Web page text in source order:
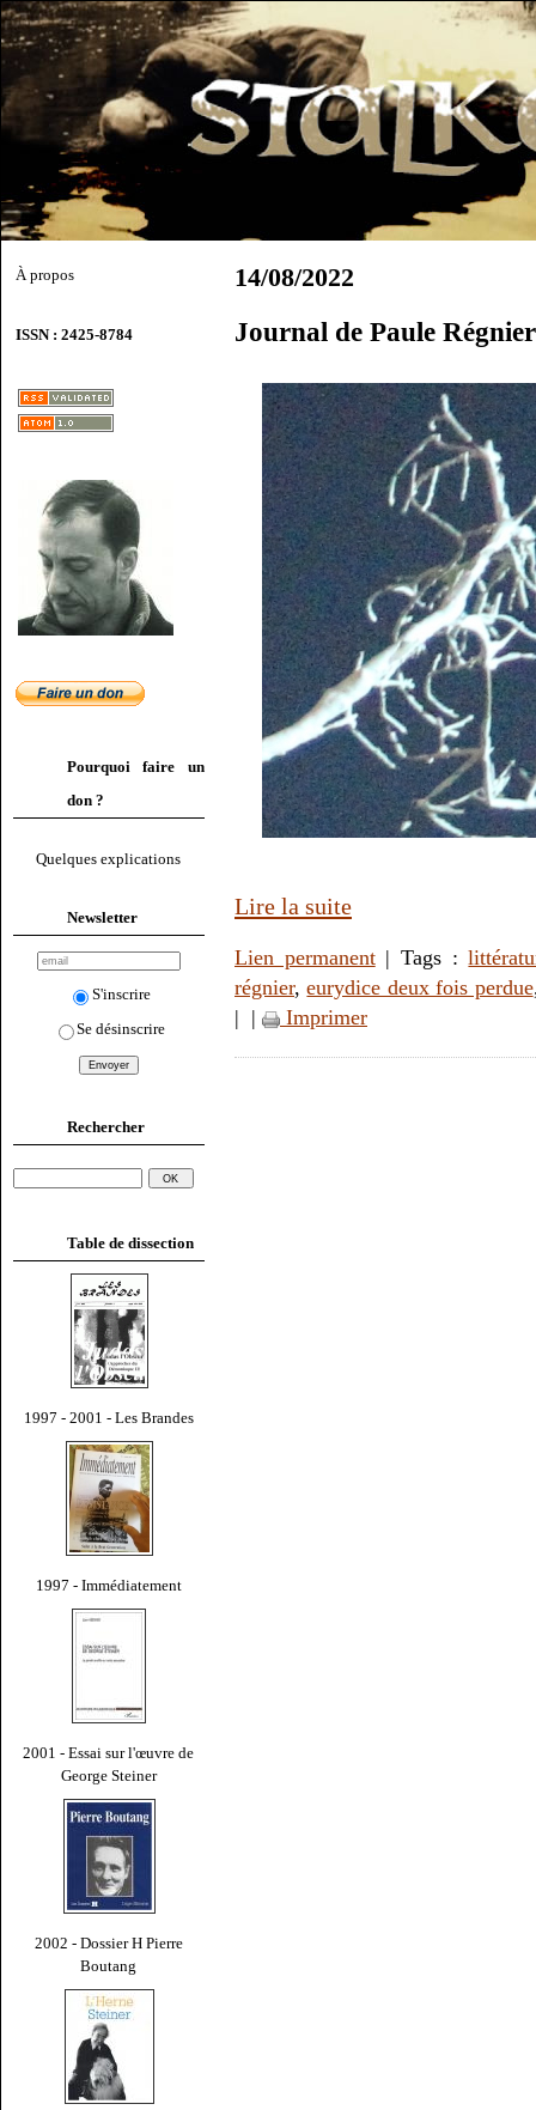
À propos
ISSN : 2425-8784
Pourquoi faire un
don ?
Quelques explications
Newsletter
S'inscrire
Se désinscrire
Rechercher
Table de dissection
1997 - 2001 - Les Brandes
1997 - Immédiatement
2001 - Essai sur l'œuvre de
George Steiner
2002 - Dossier H Pierre
Boutang
14/08/2022
Journal de Paule Régnier
Lire la suite
Lien permanent| Tags :
régnier,eurydice deux fois perdue
| | Imprimer